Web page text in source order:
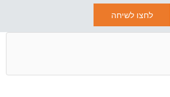
לחצו לשיחה